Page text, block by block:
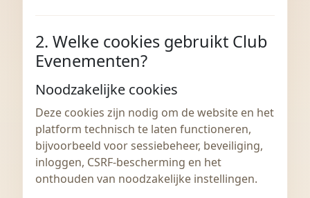
2. Welke cookies gebruikt Club
Evenementen?
Noodzakelijke cookies
Deze cookies zijn nodig om de website en het
platform technisch te laten functioneren,
bijvoorbeeld voor sessiebeheer, beveiliging,
inloggen, CSRF-bescherming en het
onthouden van noodzakelijke instellingen.